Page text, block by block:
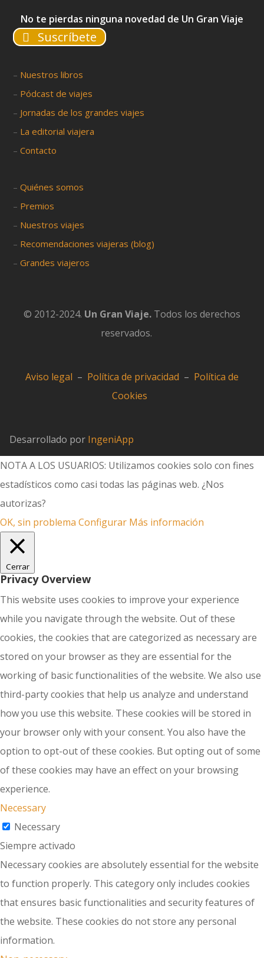
No te pierdas ninguna novedad de Un Gran Viaje
Suscríbete
– Nuestros libros
– Pódcast de viajes
– Jornadas de los grandes viajes
– La editorial viajera
–Contacto
–Quiénes somos
– Premios
– Nuestros viajes
– Recomendaciones viajeras (blog)
–Grandes viajeros
© 2012-2024. Un Gran Viaje. Todos los derechos
reservados.
Aviso legal – Política de privacidad – Política de
Cookies
Desarrollado por IngeniApp
NOTA A LOS USUARIOS: Utilizamos cookies solo con fines
estadísticos como casi todas las páginas web. ¿Nos
autorizas?
OK, sin problema Configurar Más información
Cerrar
Privacy Overview
This website uses cookies to improve your experience
while you navigate through the website. Out of these
cookies, the cookies that are categorized as necessary are
stored on your browser as they are essential for the
working of basic functionalities of the website. We also use
third-party cookies that help us analyze and understand
how you use this website. These cookies will be stored in
your browser only with your consent. You also have the
option to opt-out of these cookies. But opting out of some
of these cookies may have an effect on your browsing
experience.
Necessary
Necessary
Siempre activado
Necessary cookies are absolutely essential for the website
to function properly. This category only includes cookies
that ensures basic functionalities and security features of
the website. These cookies do not store any personal
information.